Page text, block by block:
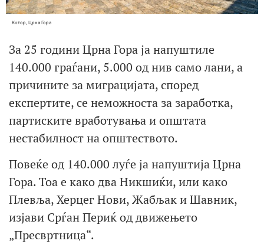
Котор, Црна Гора
За 25 години Црна Гора ја напуштиле
140.000 граѓани, 5.000 од нив само лани, а
причините за миграцијата, според
експертите, се неможноста за заработка,
партиските вработувања и општата
нестабилност на општеството.
Повеќе од 140.000 луѓе ја напуштија Црна
Гора. Тоа е како два Никшиќи, или како
Плевља, Херцег Нови, Жабљак и Шавник,
изјави Срѓан Периќ од движењето
„Пресвртница“.